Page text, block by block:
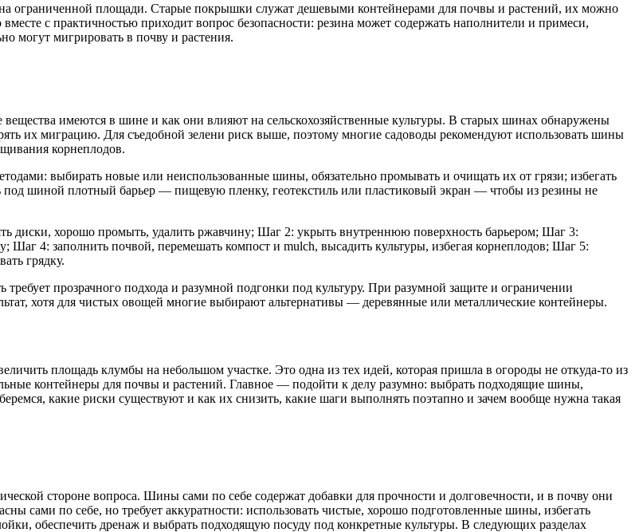
ограниченной площади. Старые покрышки служат дешевыми контейнерами для почвы и растений, их можно
с практичностью приходит вопрос безопасности: резина может содержать наполнители и примеси,
могут мигрировать в почву и растения.
имеются в шине и как они влияют на сельскохозяйственные культуры. В старых шинах обнаружены
их миграцию. Для съедобной зелени риск выше, поэтому многие садоводы рекомендуют использовать шины
корнеплодов.
выбирать новые или неиспользованные шины, обязательно промывать и очищать их от грязи; избегать
под шиной плотный барьер — пищевую пленку, геотекстиль или пластиковый экран — чтобы из резины не
диски, хорошо промыть, удалить ржавчину; Шаг 2: укрыть внутреннюю поверхность барьером; Шаг 3:
4: заполнить почвой, перемешать компост и mulch, высадить культуры, избегая корнеплодов; Шаг 5:
грядку.
прозрачного подхода и разумной подгонки под культуру. При разумной защите и ограничении
хотя для чистых овощей многие выбирают альтернативы — деревянные или металлические контейнеры.
площадь клумбы на небольшом участке. Это одна из тех идей, которая пришла в огороды не откуда-то из
контейнеры для почвы и растений. Главное — подойти к делу разумно: выбрать подходящие шины,
какие риски существуют и как их снизить, какие шаги выполнять поэтапно и зачем вообще нужна такая
стороне вопроса. Шины сами по себе содержат добавки для прочности и долговечности, и в почву они
сами по себе, но требует аккуратности: использовать чистые, хорошо подготовленные шины, избегать
обеспечить дренаж и выбрать подходящую посуду под конкретные культуры. В следующих разделах